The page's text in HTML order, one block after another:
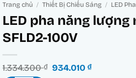
Trang chủ / Thiết Bị Chiếu Sáng / LED
LED pha năng
SFLD2-100V
1.334.300₫ Giá
934.010₫Giá